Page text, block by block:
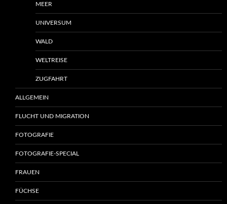
MEER
UNIVERSUM
WALD
WELTREISE
ZUGFAHRT
ALLGEMEIN
FLUCHT UND MIGRATION
FOTOGRAFIE
FOTOGRAFIE-SPECIAL
FRAUEN
FÜCHSE